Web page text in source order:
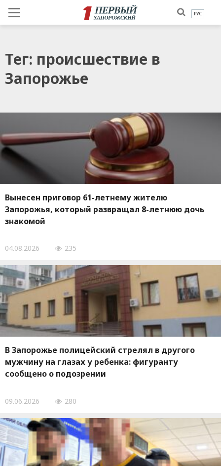
РУС
Тег: происшествие в
Запорожье
Вынесен приговор 61-летнему жителю
Запорожья, который развращал 8-летнюю дочь
знакомой
04.08.2026 235
В Запорожье полицейский стрелял в другого
мужчину на глазах у ребенка: фигуранту
сообщено о подозрении
09.06.2026 280